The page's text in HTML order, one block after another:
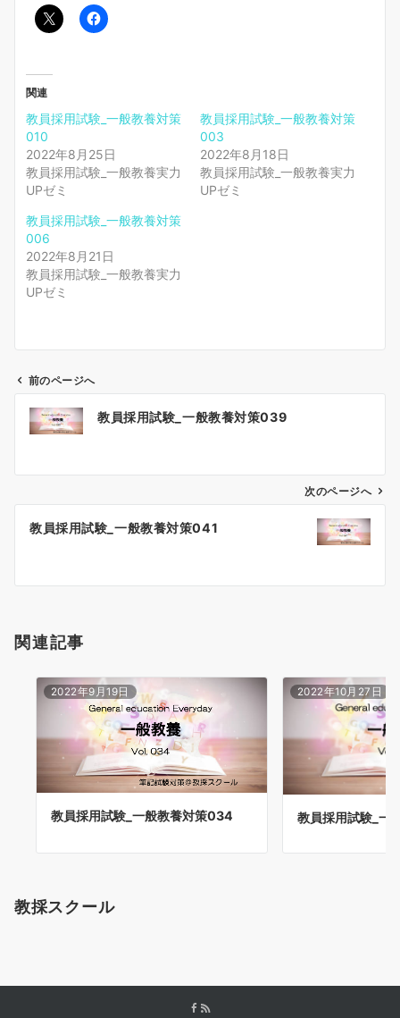
関連
教員採用試験_一般教養対策
010
2022年8月25日
教員採用試験_一般教養実力
UPゼミ
教員採用試験_一般教養対策
003
2022年8月18日
教員採用試験_一般教養実力
UPゼミ
教員採用試験_一般教養対策
006
2022年8月21日
教員採用試験_一般教養実力
UPゼミ
ン
前のページへ
教員採用試験_一般教養対策039
次のページへ
教員採用試験_一般教養対策041
関連記事
2022年9月19日
教員採用試験_一般教養対策034
2022年10月27日
教員採用試験_一
教採スクール